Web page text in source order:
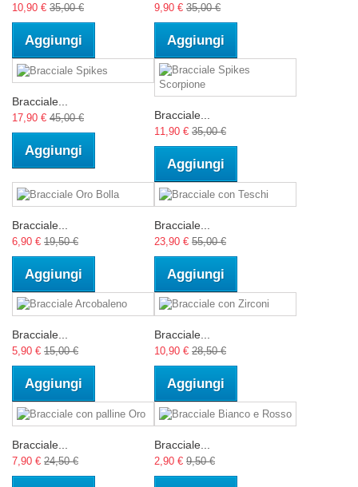
10,90 € 35,00 €
Aggiungi
9,90 € 35,00 €
Aggiungi
Bracciale...
17,90 € 45,00 €
Aggiungi
Bracciale...
11,90 € 35,00 €
Aggiungi
Bracciale...
6,90 € 19,50 €
Aggiungi
Bracciale...
23,90 € 55,00 €
Aggiungi
Bracciale...
5,90 € 15,00 €
Aggiungi
Bracciale...
10,90 € 28,50 €
Aggiungi
Bracciale...
7,90 € 24,50 €
Bracciale...
2,90 € 9,50 €